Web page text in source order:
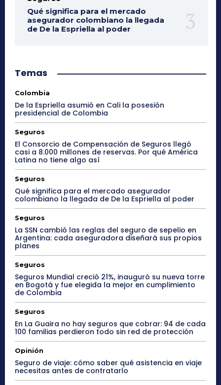
Qué significa para el mercado
asegurador colombiano la llegada
de De la Espriella al poder
Temas
Colombia
De la Espriella asumió en Cali la posesión
presidencial de Colombia
Seguros
El Consorcio de Compensación de Seguros llegó
casi a 8.000 millones de reservas. Por qué América
Latina no tiene algo así
Seguros
Qué significa para el mercado asegurador
colombiano la llegada de De la Espriella al poder
Seguros
La SSN cambió las reglas del seguro de sepelio en
Argentina: cada aseguradora diseñará sus propios
planes
Seguros
Seguros Mundial creció 21%, inauguró su nueva torre
en Bogotá y fue elegida la mejor en cumplimiento
de Colombia
Seguros
En La Guaira no hay seguros que cobrar: 94 de cada
100 familias perdieron todo sin red de protección
Opinión
Seguro de viaje: cómo saber qué asistencia en viaje
necesitas antes de contratarlo